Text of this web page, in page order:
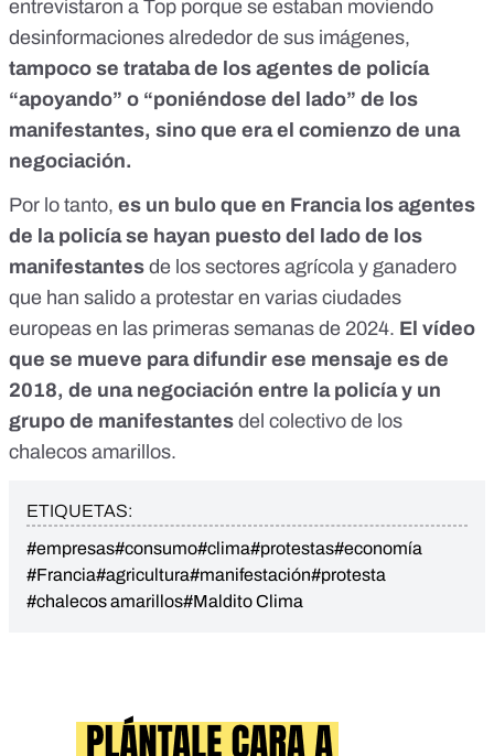
entrevistaron a Top porque se estaban moviendo
desinformaciones alrededor de sus imágenes,
tampoco se trataba de los agentes de policía
“apoyando” o “poniéndose del lado” de los
manifestantes, sino que era el comienzo de una
negociación.
Por lo tanto, es un bulo que en Francia los agentes
de la policía se hayan puesto del lado de los
manifestantes de los sectores agrícola y ganadero
que han salido a protestar en varias ciudades
europeas en las primeras semanas de 2024. El vídeo
que se mueve para difundir ese mensaje es de
2018, de una negociación entre la policía y un
grupo de manifestantes del colectivo de los
chalecos amarillos.
ETIQUETAS:
#empresas#consumo#clima#protestas#economía
#Francia#agricultura#manifestación#protesta
#chalecos amarillos#Maldito Clima